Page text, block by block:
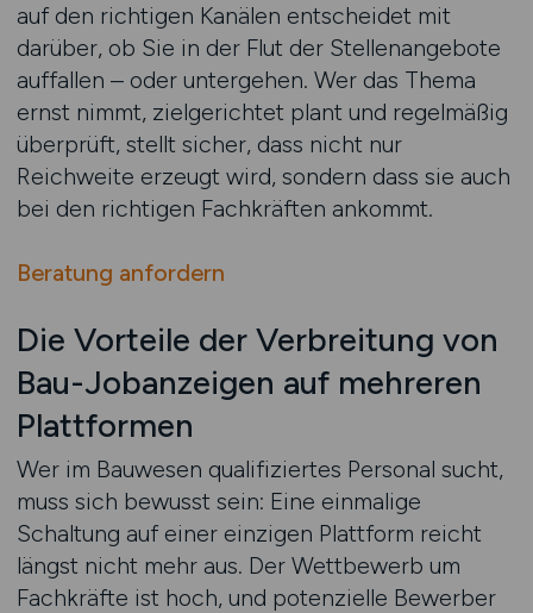
auf den richtigen Kanälen entscheidet mit
darüber, ob Sie in der Flut der Stellenangebote
auffallen – oder untergehen. Wer das Thema
ernst nimmt, zielgerichtet plant und regelmäßig
überprüft, stellt sicher, dass nicht nur
Reichweite erzeugt wird, sondern dass sie auch
bei den richtigen Fachkräften ankommt.
Beratung anfordern
Die Vorteile der Verbreitung von
Bau-Jobanzeigen auf mehreren
Plattformen
Wer im Bauwesen qualifiziertes Personal sucht,
muss sich bewusst sein: Eine einmalige
Schaltung auf einer einzigen Plattform reicht
längst nicht mehr aus. Der Wettbewerb um
Fachkräfte ist hoch, und potenzielle Bewerber